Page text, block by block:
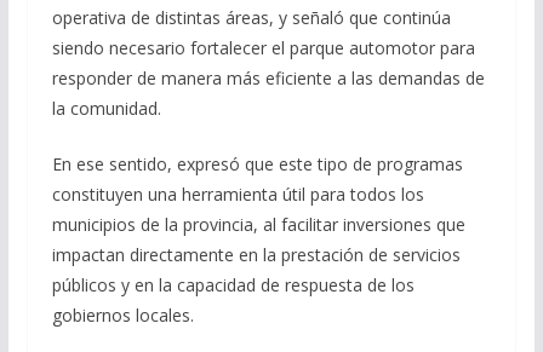
operativa de distintas áreas, y señaló que continúa
siendo necesario fortalecer el parque automotor para
responder de manera más eficiente a las demandas de
la comunidad.
En ese sentido, expresó que este tipo de programas
constituyen una herramienta útil para todos los
municipios de la provincia, al facilitar inversiones que
impactan directamente en la prestación de servicios
públicos y en la capacidad de respuesta de los
gobiernos locales.